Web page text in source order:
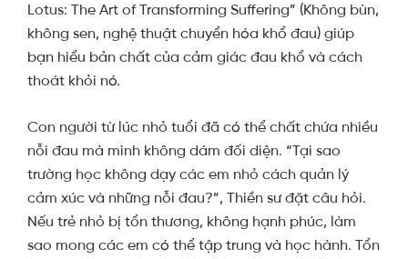
Lotus: The Art of Transforming Suffering” (Không bùn,
không sen, nghệ thuật chuyển hóa khổ đau) giúp
bạn hiểu bản chất của cảm giác đau khổ và cách
thoát khỏi nó.
Con người từ lúc nhỏ tuổi đã có thể chất chứa nhiều
nỗi đau mà mình không dám đối diện. “Tại sao
trường học không dạy các em nhỏ cách quản lý
cảm xúc và những nỗi đau?”, Thiền sư đặt câu hỏi.
Nếu trẻ nhỏ bị tổn thương, không hạnh phúc, làm
sao mong các em có thể tập trung và học hành. Tổn